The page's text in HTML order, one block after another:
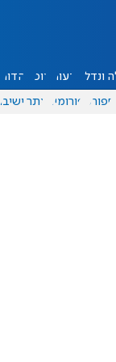
ונדל"ן דעות אוכל יהדות
ספורט פורומים אתר ישיבה